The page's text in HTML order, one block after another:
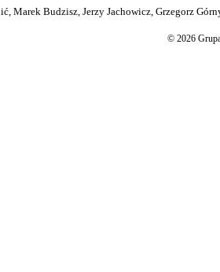
Budzisz, Jerzy Jachowicz, Grzegorz
© 2026